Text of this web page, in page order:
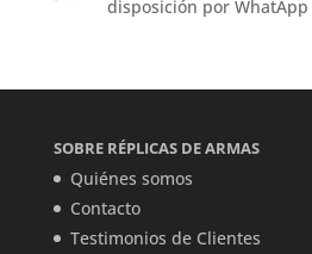
disposición por WhatApp
SOBRE RÉPLICAS DE ARMAS
Quiénes somos
Contacto
Testimonios de Clientes